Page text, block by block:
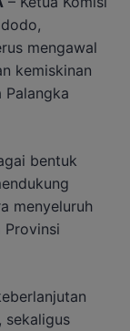
mengawal
kemiskinan
Palangka
bentuk
menyeluruh
sekaligus